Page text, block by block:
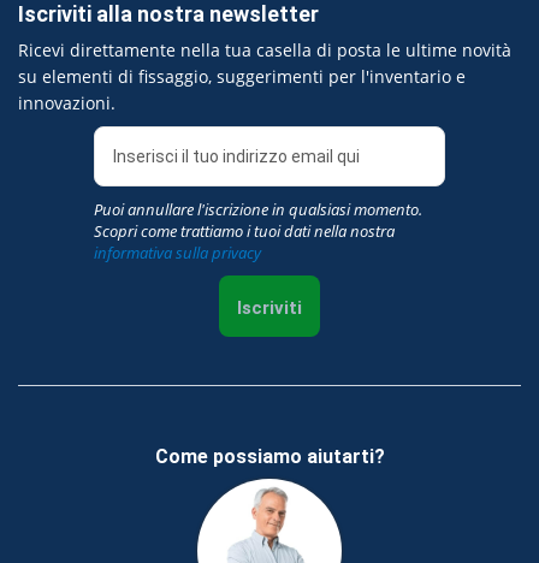
Iscriviti alla nostra newsletter
Ricevi direttamente nella tua casella di posta le ultime novità
su elementi di fissaggio, suggerimenti per l'inventario e
innovazioni.
Puoi annullare l'iscrizione in qualsiasi momento.
Scopri come trattiamo i tuoi dati nella nostra
informativa sulla privacy
Iscriviti
Come possiamo aiutarti?